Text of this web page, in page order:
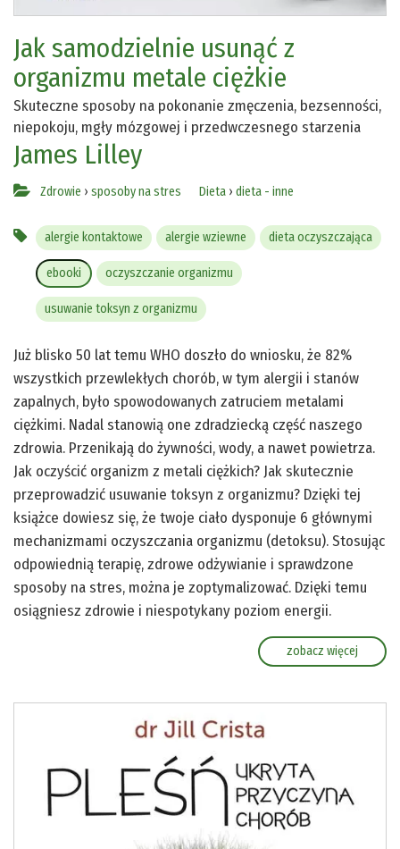
Jak samodzielnie usunąć z
organizmu metale ciężkie
Skuteczne sposoby na pokonanie zmęczenia, bezsenności,
niepokoju, mgły mózgowej i przedwczesnego starzenia
James Lilley
Zdrowie › sposoby na stres Dieta › dieta - inne
alergie kontaktowe alergie wziewne dieta oczyszczająca
ebooki oczyszczanie organizmu
usuwanie toksyn z organizmu
Już blisko 50 lat temu WHO doszło do wniosku, że 82%
wszystkich przewlekłych chorób, w tym alergii i stanów
zapalnych, było spowodowanych zatruciem metalami
ciężkimi. Nadal stanowią one zdradziecką część naszego
zdrowia. Przenikają do żywności, wody, a nawet powietrza.
Jak oczyścić organizm z metali ciężkich? Jak skutecznie
przeprowadzić usuwanie toksyn z organizmu? Dzięki tej
książce dowiesz się, że twoje ciało dysponuje 6 głównymi
mechanizmami oczyszczania organizmu (detoksu). Stosując
odpowiednią terapię, zdrowe odżywianie i sprawdzone
sposoby na stres, można je zoptymalizować. Dzięki temu
osiągniesz zdrowie i niespotykany poziom energii.
zobacz więcej